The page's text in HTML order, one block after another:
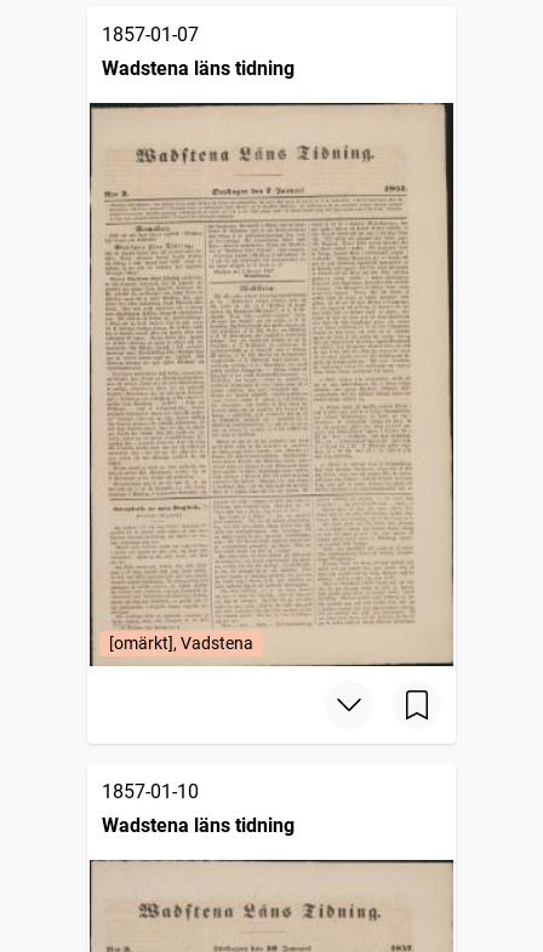
1857-01-07
Wadstena läns tidning
[omärkt], Vadstena
1857-01-10
Wadstena läns tidning